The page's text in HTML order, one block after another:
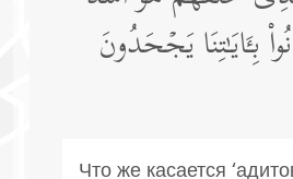
بِـَٔایَـٰتِنَا یَجۡحَدُونَ
Что же касается